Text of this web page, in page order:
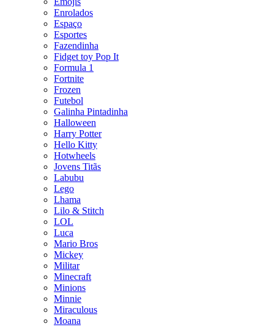
Enrolados
Espaço
Esportes
Fazendinha
Fidget toy Pop It
Formula 1
Fortnite
Frozen
Futebol
Galinha Pintadinha
Halloween
Harry Potter
Hello Kitty
Hotwheels
Jovens Titãs
Labubu
Lego
Lhama
Lilo & Stitch
LOL
Luca
Mario Bros
Mickey
Militar
Minecraft
Minions
Minnie
Miraculous
Moana